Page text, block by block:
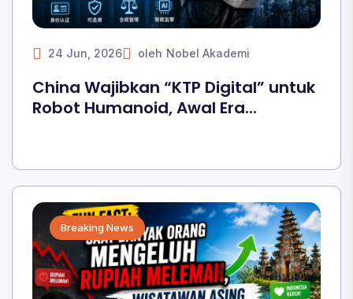
24 Jun, 2026 oleh Nobel Akademi
China Wajibkan “KTP Digital” untuk
Robot Humanoid, Awal Era...
Breaking News